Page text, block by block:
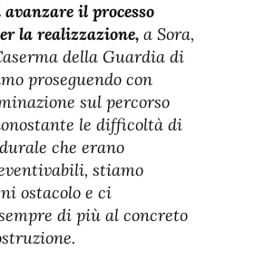
il processo
la realizzazione, a Sora,
della Guardia di
proseguendo con
sul percorso
le difficoltà di
che erano
stiamo
ostacolo e ci
di più al concreto